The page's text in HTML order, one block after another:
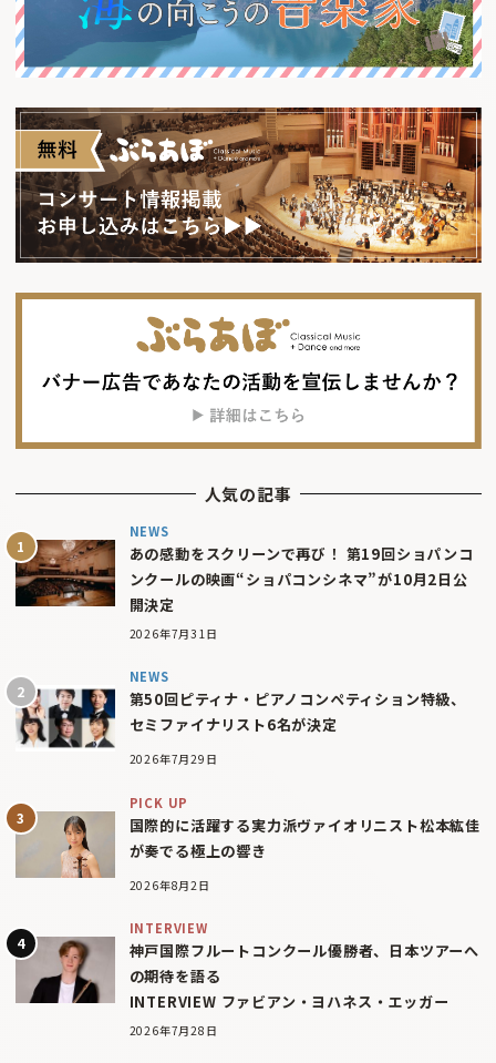
人気の記事
NEWS
あの感動をスクリーンで再び！ 第19回ショパンコ
ンクールの映画“ショパコンシネマ”が10月2日公
開決定
2026年7月31日
NEWS
第50回ピティナ・ピアノコンペティション特級、
セミファイナリスト6名が決定
2026年7月29日
PICK UP
国際的に活躍する実力派ヴァイオリニスト松本紘佳
が奏でる極上の響き
2026年8月2日
INTERVIEW
神戸国際フルートコンクール優勝者、日本ツアーへ
の期待を語る
INTERVIEW ファビアン・ヨハネス・エッガー
2026年7月28日